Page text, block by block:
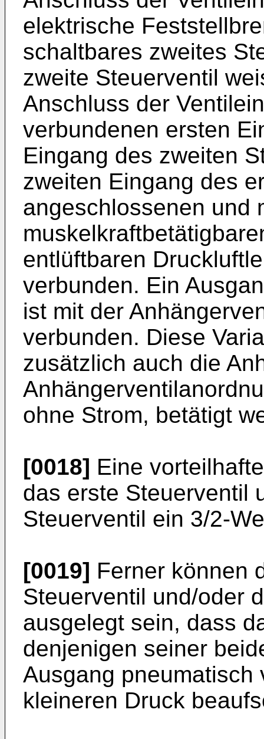
elektrische
schaltbares zweites
zweite Steuerventil
Anschluss der
verbundenen ersten
Eingang des zweiten
zweiten Eingang des
angeschlossenen und
entlüftbaren
verbunden. Ein
ist mit der
verbunden. Diese
zusätzlich auch die
ohne Strom, betätigt
[0018] Eine
das erste Steuerventil
Steuerventil ein 3/2-
[0019] Ferner können
Steuerventil und/oder
ausgelegt sein, dass
denjenigen seiner
Ausgang pneumatisch
kleineren Druck